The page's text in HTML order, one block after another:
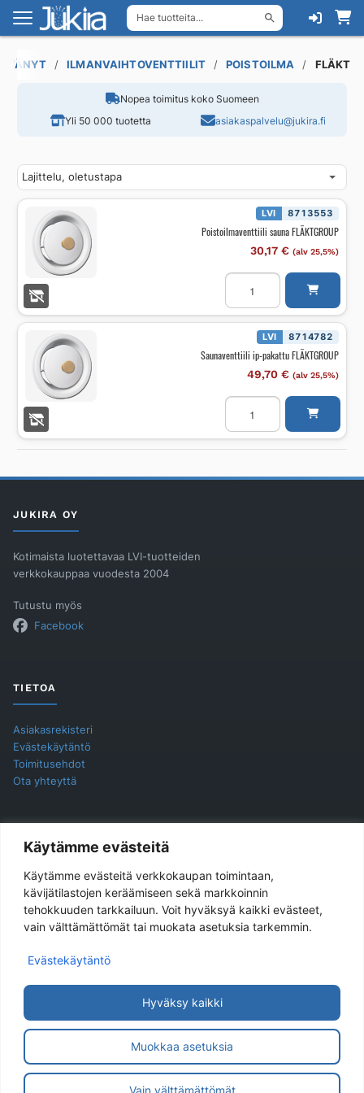
Käytämme evästeitä
Käytämme evästeitä verkkokaupan toimintaan,
kävijätilastojen keräämiseen sekä markkoinnin
tehokkuuden tarkkailuun. Voit hyväksyä kaikki evästeet,
vain välttämättömät tai muokata asetuksia tarkemmin.
Evästekäytäntö
Muokkaa asetuksia
Vain välttämättömät
Hyväksy kaikki
Hae tuotteita...
Siirry
navigointiin
Siirry
sisältöön
ILMANVAIHTOVENTTIILIT POISTOILMA FLÄKT
Nopea toimitus koko Suomeen
Yli 50 000 tuotetta
asiakaspalvelu@jukira.fi
LVI 8713553
Poistoilmaventtiili sauna FLÄKTGROUP
30,17 € (alv 25,5%)
Poistoilmaventtiili
sauna
FLÄKTGROUP
määrä
LVI 8714782
Saunaventtiili ip-pakattu FLÄKTGROUP
49,70 € (alv 25,5%)
Saunaventtiili
pakattu
FLÄKTGROUP
määrä
JUKIRA OY
Kotimaista luotettavaa LVI-tuotteiden
verkkokauppaa vuodesta 2004
Tutustu myös
Facebook
TIETOA
Asiakasrekisteri
Evästekäytäntö
Toimitusehdot
Ota yhteyttä
YHTEYSTIEDOT
Jukira Oy
Haarlankatu 4 B 2
33230 Tampere
Yhteydenotot ensisijaisesti sähköpostilla.
© 2026 Jukira Oy